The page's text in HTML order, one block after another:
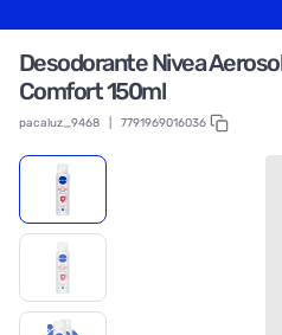
Desodorante Nivea
Comfort 150ml
pacaluz_9468 7791969016036